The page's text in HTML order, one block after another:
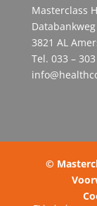
Masterclass
3821 AL
Tel. 033 –
©